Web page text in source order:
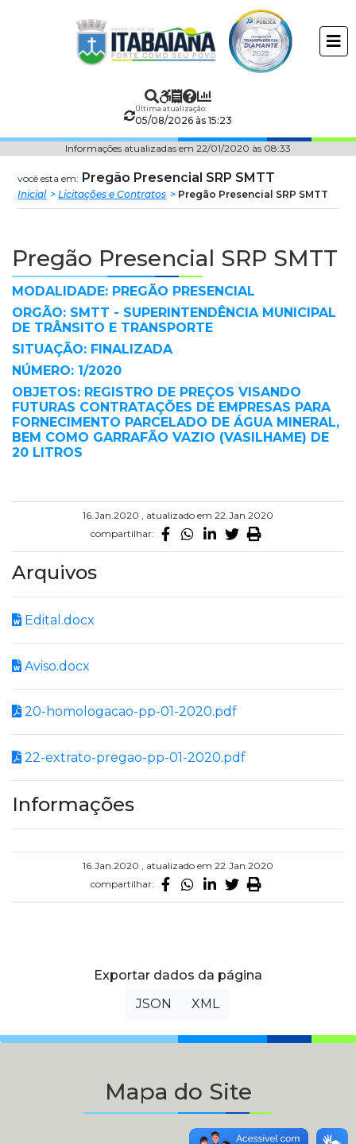
Prefeitura
Municipal
Itabaiana
Última atualização:
05/08/2026 às 15:23
Informações atualizadas em 22/01/2020 às 08:33
você esta em: Pregão Presencial SRP SMTT
Inicial Licitações e Contratos Pregão Presencial SRP SMTT
Pregão Presencial SRP SMTT
MODALIDADE: PREGÃO PRESENCIAL
ORGÃO: SMTT - SUPERINTENDÊNCIA MUNICIPAL
DE TRÂNSITO E TRANSPORTE
SITUAÇÃO: FINALIZADA
NÚMERO: 1/2020
OBJETOS: REGISTRO DE PREÇOS VISANDO
FUTURAS CONTRATAÇÕES DE EMPRESAS PARA
FORNECIMENTO PARCELADO DE ÁGUA MINERAL,
BEM COMO GARRAFÃO VAZIO (VASILHAME) DE
20 LITROS
16.Jan.2020 , atualizado em 22.Jan.2020
compartilhar:
Arquivos
Edital.docx
Aviso.docx
20-homologacao-pp-01-2020.pdf
22-extrato-pregao-pp-01-2020.pdf
Informações
16.Jan.2020 , atualizado em 22.Jan.2020
compartilhar:
Exportar dados da página
JSON
XML
Mapa do Site